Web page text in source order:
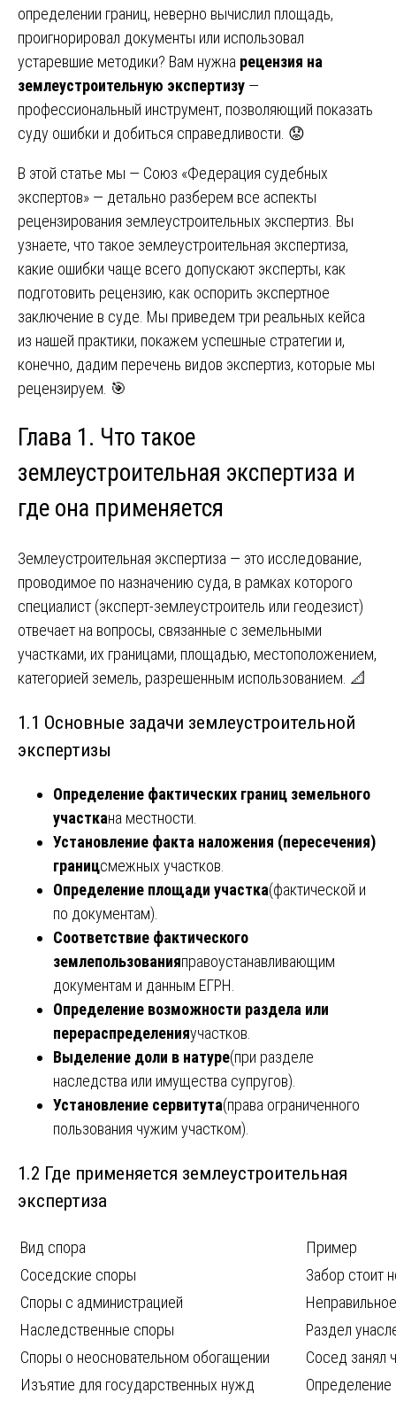
определении границ, неверно вычислил площадь,
проигнорировал документы или использовал
устаревшие методики? Вам нужна рецензия на
землеустроительную экспертизу —
профессиональный инструмент, позволяющий показать
суду ошибки и добиться справедливости. 😟
В этой статье мы — Союз «Федерация судебных
экспертов» — детально разберем все аспекты
рецензирования землеустроительных экспертиз. Вы
узнаете, что такое землеустроительная экспертиза,
какие ошибки чаще всего допускают эксперты, как
подготовить рецензию, как оспорить экспертное
заключение в суде. Мы приведем три реальных кейса
из нашей практики, покажем успешные стратегии и,
конечно, дадим перечень видов экспертиз, которые мы
рецензируем. 🎯
Глава 1. Что такое
землеустроительная экспертиза и
где она применяется
Землеустроительная экспертиза — это исследование,
проводимое по назначению суда, в рамках которого
специалист (эксперт-землеустроитель или геодезист)
отвечает на вопросы, связанные с земельными
участками, их границами, площадью, местоположением,
категорией земель, разрешенным использованием. 📐
1.1 Основные задачи землеустроительной
экспертизы
Определение фактических границ земельного
участкана местности.
Установление факта наложения (пересечения)
границсмежных участков.
Определение площади участка(фактической и
по документам).
Соответствие фактического
землепользованияправоустанавливающим
документам и данным ЕГРН.
Определение возможности раздела или
перераспределенияучастков.
Выделение доли в натуре(при разделе
наследства или имущества супругов).
Установление сервитута(права ограниченного
пользования чужим участком).
1.2 Где применяется землеустроительная
экспертиза
Вид спора
Пример
Соседские споры
Забор стоит
Споры с администрацией
Наследственные споры
Раздел
Споры о неосновательном обогащении
Сосед занял
Изъятие для государственных нужд